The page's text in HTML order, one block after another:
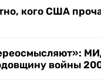
кого США
войны